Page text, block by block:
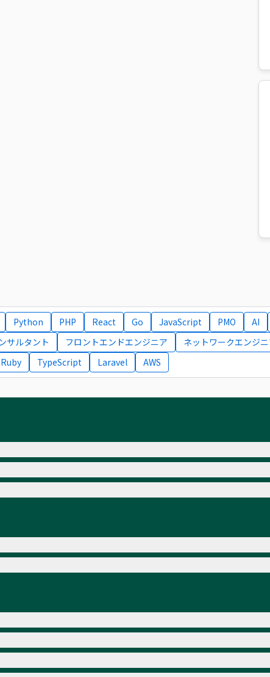
Python PHP React Go JavaScript PMO AI
サルタント
フロントエンドエンジニア ネットワークエンジ
Ruby
TypeScript Laravel AWS